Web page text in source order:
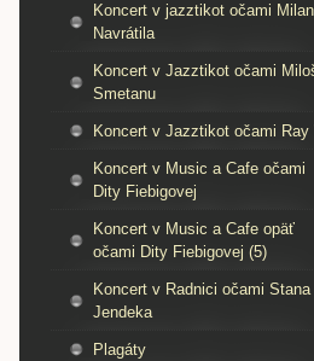
Koncert v jazztikot očami
Navrátila
Koncert v Jazztikot očami
Smetanu
Koncert v Jazztikot očami Ray
Koncert v Music a Cafe očami
Dity Fiebigovej
Koncert v Music a Cafe opäť
očami Dity Fiebigovej (5)
Koncert v Radnici očami Stana
Jendeka
Plagáty